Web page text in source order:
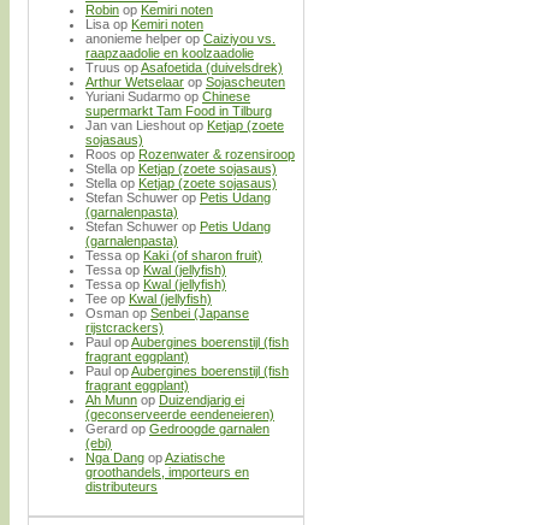
Robin op Kemiri noten
Lisa op Kemiri noten
anonieme helper op Caiziyou vs.
raapzaadolie en koolzaadolie
Truus opAsafoetida (duivelsdrek)
Arthur Wetselaar op Sojascheuten
Yuriani Sudarmo op Chinese
supermarkt Tam Food in Tilburg
Jan van Lieshout op Ketjap (zoete
sojasaus)
Roos op Rozenwater & rozensiroop
Stella op Ketjap (zoete sojasaus)
Stella op Ketjap (zoete sojasaus)
Stefan Schuwer op Petis Udang
(garnalenpasta)
Stefan Schuwer op Petis Udang
(garnalenpasta)
Tessa op Kaki (of sharon fruit)
Tessa op Kwal (jellyfish)
Tessa op Kwal (jellyfish)
Tee op Kwal (jellyfish)
Osman op Senbei (Japanse
rijstcrackers)
Paul opAubergines boerenstijl (fish
fragrant eggplant)
Paul opAubergines boerenstijl (fish
fragrant eggplant)
Ah Munn op Duizendjarig ei
(geconserveerde eendeneieren)
Gerard op Gedroogde garnalen
(ebi)
Nga Dang opAziatische
groothandels, importeurs en
distributeurs